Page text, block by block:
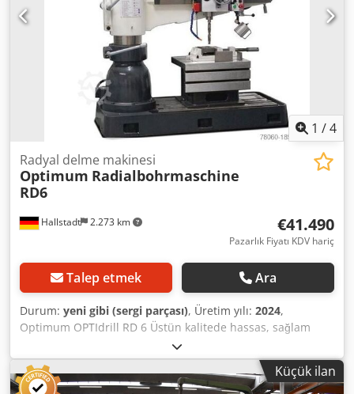
1 /4
Hallstadt 2.273 km
Radyal delme makinesi
Optimum Radialbohrmaschine
RD6
€41.490
Pazarlık Fiyatı KDV hariç
Talep etmek Ara
Durum: yeni gibi (sergi parçası), Üretim yılı: 2024,
Optimum OPTIdrill RD 6 Üstün kalitede hassas, sağlam
radyal delme makineleri. Tek parça ve seri üretimde
değişken kullanıma uygundur. • Delme, raybalama, diş
açma gibi çok yönlü uygulama alanı • Elektriksel frenliKüçük ilan